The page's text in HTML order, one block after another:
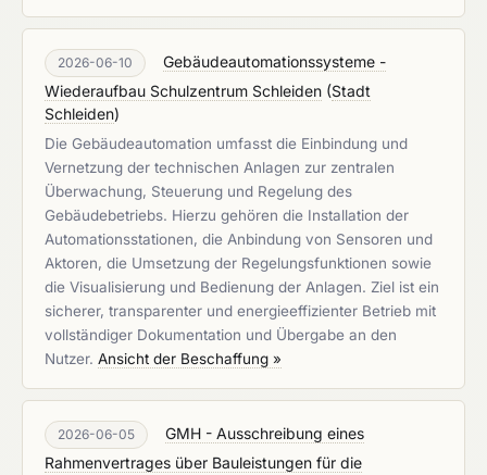
2026-06-10
Gebäudeautomationssysteme -
Wiederaufbau Schulzentrum Schleiden (Stadt
Schleiden)
Die Gebäudeautomation umfasst die Einbindung und
Vernetzung der technischen Anlagen zur zentralen
Überwachung, Steuerung und Regelung des
Gebäudebetriebs. Hierzu gehören die Installation der
Automationsstationen, die Anbindung von Sensoren und
Aktoren, die Umsetzung der Regelungsfunktionen sowie
die Visualisierung und Bedienung der Anlagen. Ziel ist ein
sicherer, transparenter und energieeffizienter Betrieb mit
vollständiger Dokumentation und Übergabe an den
Nutzer. Ansicht der Beschaffung »
2026-06-05
GMH - Ausschreibung eines
Rahmenvertrages über Bauleistungen für die